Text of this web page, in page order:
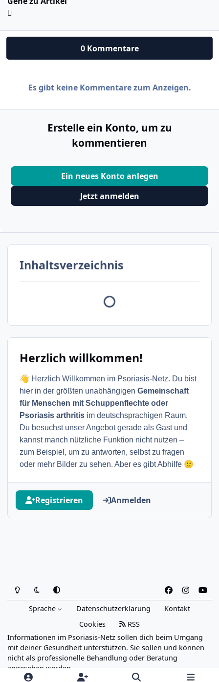
0 Kommentare
Es gibt keine Kommentare zum Anzeigen.
Erstelle ein Konto, um zu
kommentieren
Ein neues Konto anlegen
Jetzt anmelden
Inhaltsverzeichnis
Herzlich willkommen!
👋 Herzlich Willkommen im Psoriasis-Netz. Du bist
hier in der größten unabhängigen Gemeinschaft
für Menschen mit Schuppenflechte oder
Psoriasis arthritis im deutschsprachigen Raum.
Du besuchst unser Angebot gerade als Gast und
kannst manch nützliche Funktion nicht nutzen –
zum Beispiel, um zu antworten, selbst zu fragen
oder mehr Bilder zu sehen. Aber es gibt Abhilfe 🙂
Registrieren Anmelden
Heller ModusDunkler Modus
Systemeinstellung
a
b
o
o
n
s
a
g
o
u
b
Sprache Datenschutzerklärung
Kontakt
Cookies
RSS
Informationen im Psoriasis-Netz sollen dich beim Umgang
mit deiner Gesundheit unterstützen. Sie sollen und können
nicht als professionelle Behandlung oder Beratung
angesehen werden.
Powered by
Invision Community